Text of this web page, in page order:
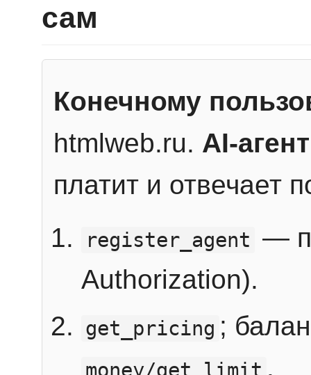
сам
Конечному
htmlweb.ru. AI-агент
платит и отвечает
register_agent —
Authorization).
get_pricing ;
.